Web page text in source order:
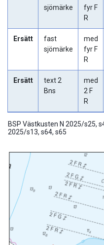
sjömärke
fyr F
R
Ersätt
fast
sjömärke
med
fyr F
R
Ersätt
text 2
Bns
med
2 F
R
BSP Västkusten N 2025/s25,
2025/s13, s64, s65